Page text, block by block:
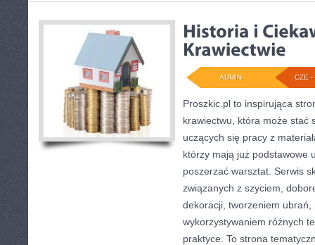
CZE -
ADMIN
Proszkic.pl to inspirująca
krawiectwu, która może stać
uczących się pracy z
którzy mają już podstawowe
poszerzać warsztat. Serwis
związanych z szyciem,
dekoracji, tworzeniem
wykorzystywaniem różnych
praktyce. To strona